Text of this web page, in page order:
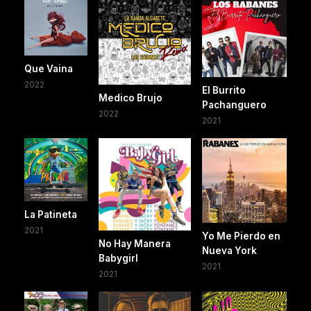
Que Vaina
2022
Medico Brujo
2022
El Burrito
Pachanguero
2021
La Patineta
2021
No Hay Manera
Babygirl
2021
Yo Me Pierdo en
Nueva York
2021